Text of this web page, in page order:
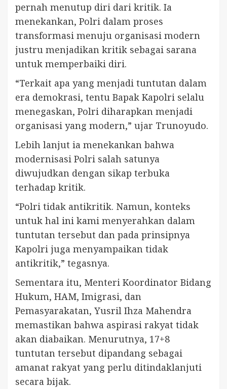
pernah menutup diri dari kritik. Ia
menekankan, Polri dalam proses
transformasi menuju organisasi modern
justru menjadikan kritik sebagai sarana
untuk memperbaiki diri.
“Terkait apa yang menjadi tuntutan dalam
era demokrasi, tentu Bapak Kapolri selalu
menegaskan, Polri diharapkan menjadi
organisasi yang modern,” ujar Trunoyudo.
Lebih lanjut ia menekankan bahwa
modernisasi Polri salah satunya
diwujudkan dengan sikap terbuka
terhadap kritik.
“Polri tidak antikritik. Namun, konteks
untuk hal ini kami menyerahkan dalam
tuntutan tersebut dan pada prinsipnya
Kapolri juga menyampaikan tidak
antikritik,” tegasnya.
Sementara itu, Menteri Koordinator Bidang
Hukum, HAM, Imigrasi, dan
Pemasyarakatan, Yusril Ihza Mahendra
memastikan bahwa aspirasi rakyat tidak
akan diabaikan. Menurutnya, 17+8
tuntutan tersebut dipandang sebagai
amanat rakyat yang perlu ditindaklanjuti
secara bijak.